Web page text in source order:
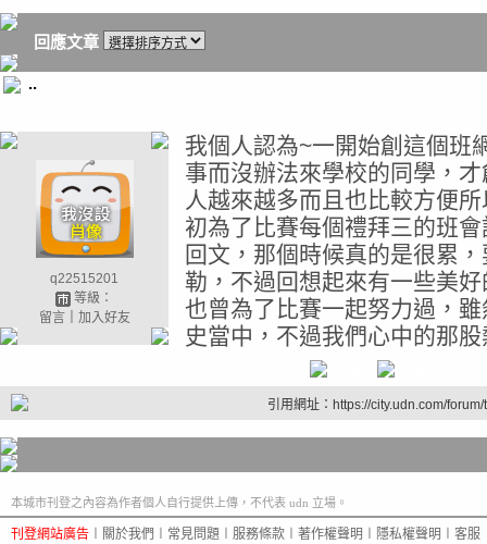
回應文章
..
q22515201
等級：
留言｜ 加入好友
我個人認為~一開始創這個班
事而沒辦法來學校的同學，
人越來越多而且也比較方便
初為了比賽每個禮拜三的班
回文，那個時候真的是很累
勒，不過回想起來有一些美
也曾為了比賽一起努力過，
史當中，不過我們心中的那
引用網址：https://city.udn.com/
本城市刊登之內容為作者個人自行提供上傳，不代表 udn 立場。
刊登網站廣告 關於我們 常見問題 服務條款 著作權聲明 隱私權聲明 客服